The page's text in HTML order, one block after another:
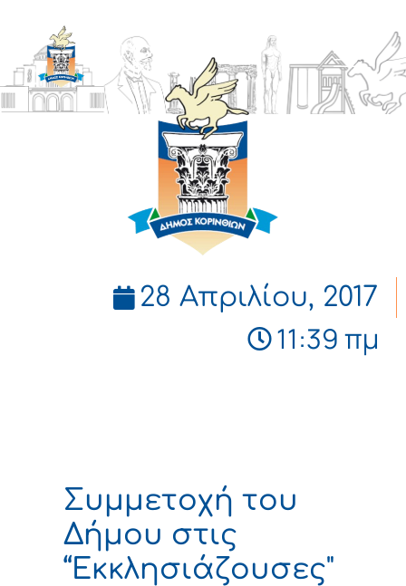
ΔΗΜΟΣ
ΚΟΡΙΝΘΙΩΝ
28 Απριλίου, 2017
11:39 πμ
Συμμετοχή του
Δήμου στις
“Εκκλησιάζουσες"